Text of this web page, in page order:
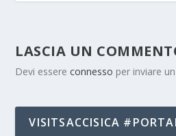
LASCIA UN
Devi essereconnesso per inviare
VISITSACCISICA